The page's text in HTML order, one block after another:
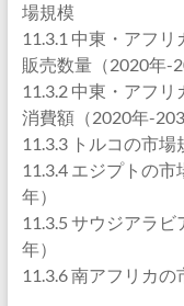
場規模
11.3.1 中東・アフ
販売数量（2020年-
11.3.2 中東・アフ
消費額（2020年-
11.3.3 トルコの市場
11.3.4 エジプトの
年）
11.3.5 サウジアラ
年）
11.3.6 南アフリカ